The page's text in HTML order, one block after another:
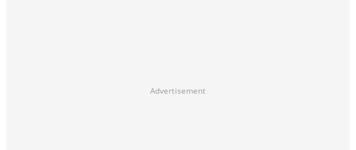
Advertisement